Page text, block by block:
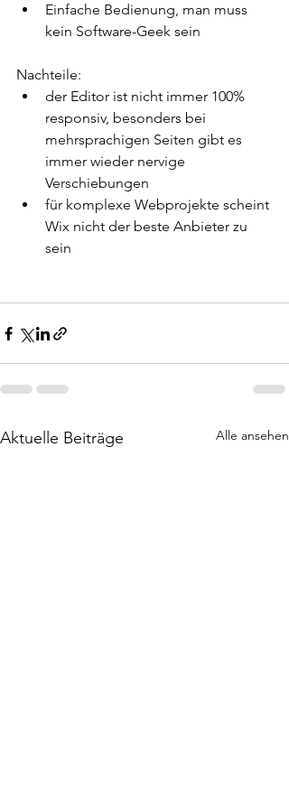
Einfache Bedienung, man muss
kein Software-Geek sein
Nachteile:
der Editor ist nicht immer 100%
responsiv, besonders bei
mehrsprachigen Seiten gibt es
immer wieder nervige
Verschiebungen
für komplexe Webprojekte scheint
Wix nicht der beste Anbieter zu
sein
Aktuelle Beiträge Alle ansehen